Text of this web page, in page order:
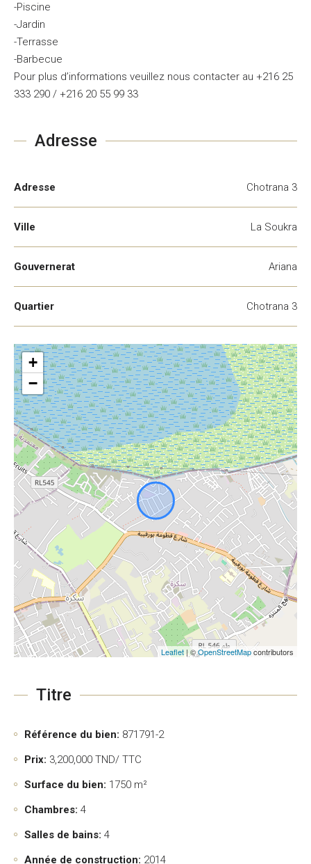
-Piscine
-Jardin
-Terrasse
-Barbecue
Pour plus d’informations veuillez nous contacter au +216 25
333 290 / +216 20 55 99 33
Adresse
Adresse Chotrana 3
Ville La Soukra
Gouvernerat Ariana
Quartier Chotrana 3
+
−
Leaflet | ©OpenStreetMapcontributors
Titre
Référence du bien: 871791-2
Prix: 3,200,000 TND/ TTC
Surface du bien: 1750 m²
Chambres: 4
Salles de bains: 4
Année de construction: 2014